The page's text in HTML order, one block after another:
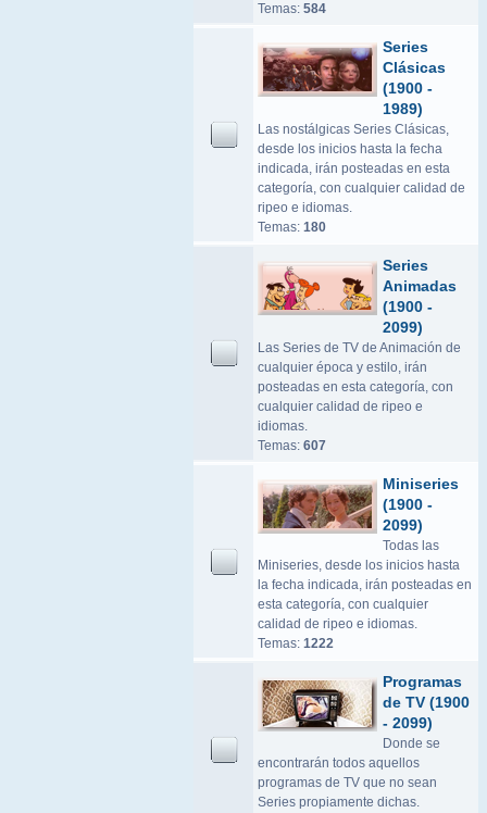
Temas: 584
Series
Clásicas
(1900 -
1989)
Las nostálgicas Series Clásicas,
desde los inicios hasta la fecha
indicada, irán posteadas en esta
categoría, con cualquier calidad de
ripeo e idiomas.
Temas: 180
Series
Animadas
(1900 -
2099)
Las Series de TV de Animación de
cualquier época y estilo, irán
posteadas en esta categoría, con
cualquier calidad de ripeo e
idiomas.
Temas: 607
Miniseries
(1900 -
2099)
Todas las
Miniseries, desde los inicios hasta
la fecha indicada, irán posteadas en
esta categoría, con cualquier
calidad de ripeo e idiomas.
Temas: 1222
Programas
de TV (1900
- 2099)
Donde se
encontrarán todos aquellos
programas de TV que no sean
Series propiamente dichas.